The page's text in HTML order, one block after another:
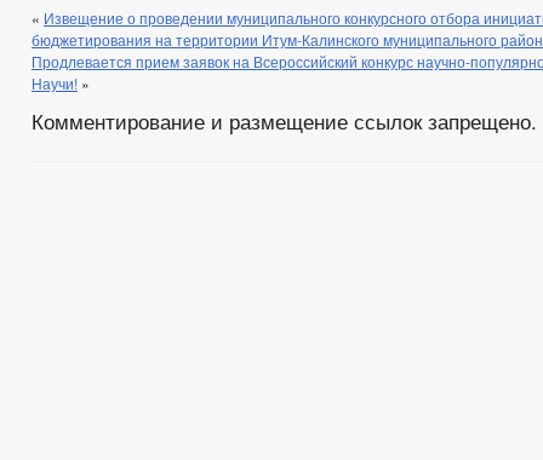
« Извещение о проведении муниципального конкурсного отбора
бюджетирования на территории Итум-Калинского муниципального
Продлевается прием заявок на Всероссийский конкурс научно-
Научи! »
Комментирование и размещение ссылок запрещено.